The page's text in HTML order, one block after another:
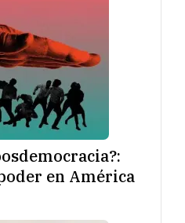
en América